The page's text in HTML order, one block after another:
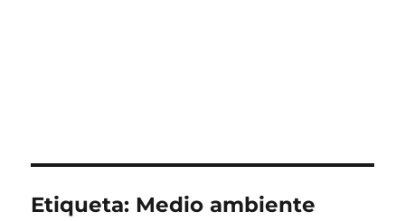
Etiqueta: Medio ambiente